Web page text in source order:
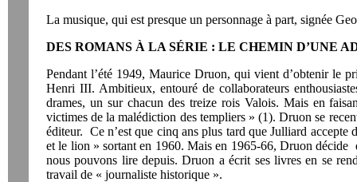
La musique, qui est presque un personnage à part, signée
DES ROMANS À LA SÉRIE : LE CHEMIN D’UNE
Pendant l’été 1949, Maurice Druon, qui vient d’obtenir le
Henri III. Ambitieux, entouré de collaborateurs
drames, un sur chacun des treize rois Valois. Mais en
victimes de la malédiction des templiers » (1). Druon se
éditeur. Ce n’est que cinq ans plus tard que Julliard
et le lion » sortant en 1960. Mais en 1965-66, Druon décide
nous pouvons lire depuis. Druon a écrit ses livres en se
travail de « journaliste historique ».